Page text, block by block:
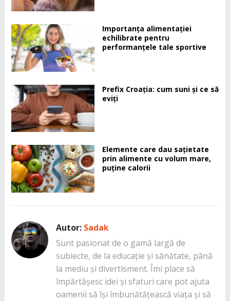
Importanța alimentației
echilibrate pentru
performanțele tale sportive
Prefix Croația: cum suni și ce să
eviți
Elemente care dau sațietate
prin alimente cu volum mare,
puține calorii
Autor: Sadak
Sunt pasionat de o gamă largă de
subiecte, de la educație și sănătate, până
la mediu și divertisment. Îmi place să
împărtășesc idei și sfaturi care pot ajuta
oamenii să își îmbunătățească viața și să